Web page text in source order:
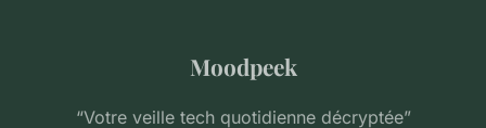
Moodpeek
“Votre veille tech quotidienne décryptée”